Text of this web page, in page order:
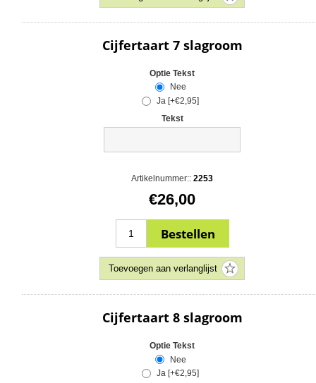
Cijfertaart 7 slagroom
Optie Tekst
Nee
Ja [+€2,95]
Tekst
Artikelnummer:: 2253
€26,00
Cijfertaart 8 slagroom
Optie Tekst
Nee
Ja [+€2,95]